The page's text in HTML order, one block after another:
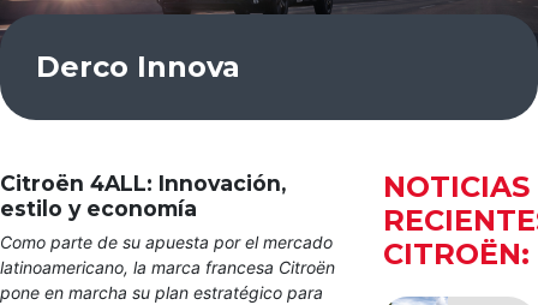
Derco Innova
Citroën 4ALL: Innovación,
estilo y economía
Como parte de su apuesta por el mercado
latinoamericano, la marca francesa Citroën
pone en marcha su plan estratégico para
NOTICIAS
CITROËN: